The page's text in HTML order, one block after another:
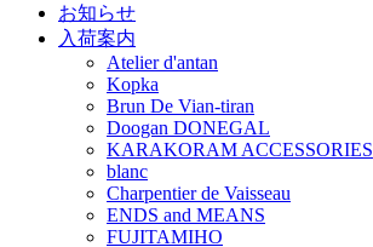
お知らせ
入荷案内
Atelier d'antan
Kopka
Brun De Vian-tiran
Doogan DONEGAL
KARAKORAM ACCESSORIES
blanc
Charpentier de Vaisseau
ENDS and MEANS
FUJITAMIHO